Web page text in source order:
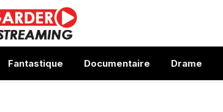
Fantastique Documentaire Drame